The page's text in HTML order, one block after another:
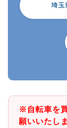
埼玉
※自転車を
願いいたし